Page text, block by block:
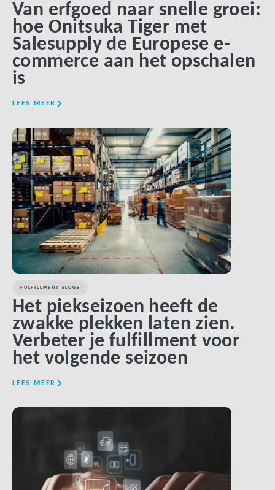
Van erfgoed naar snelle groei:
hoe Onitsuka Tiger met
Salesupply de Europese e-
commerce aan het opschalen
is
LEES MEER
FULFILLMENT BLOGS
Het piekseizoen heeft de
zwakke plekken laten zien.
Verbeter je fulfillment voor
het volgende seizoen
LEES MEER
LINK BTN